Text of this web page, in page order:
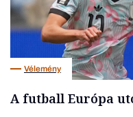
Vélemény
A futball Európa